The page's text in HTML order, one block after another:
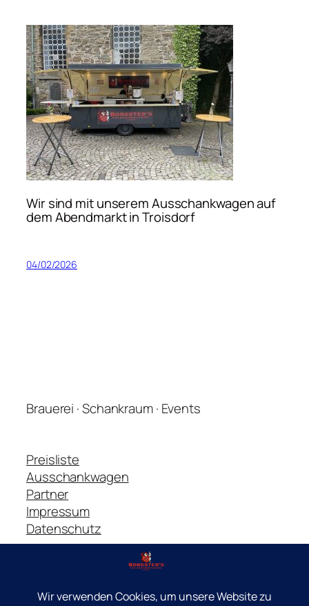
Wir sind mit unserem Ausschankwagen auf
dem Abendmarkt in Troisdorf
04/02/2026
Brauerei · Schankraum · Events
Preisliste
Ausschankwagen
Partner
Impressum
Datenschutz